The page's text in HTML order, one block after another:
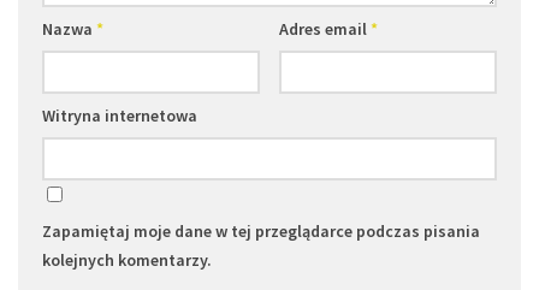
Nazwa * Adres email*
Witryna internetowa
Zapamiętaj moje dane w tej przeglądarce podczas pisania
kolejnych komentarzy.